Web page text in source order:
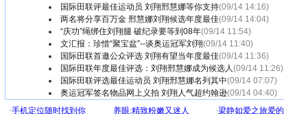
国际田联评最佳运动员 刘翔邢慧娜等你支持(09/14 14:16)
两名将分享百万金 邢慧娜刘翔候选年度最佳(09/14 14:04)
“庆功”绳绑住刘翔腿 破纪录要等到08年(09/14 11:54)
文汇报：珍惜“聚宝盆”--谈奥运冠军刘翔(09/14 11:40)
国际田联首邀公众评选 刘翔有望当年度最佳(09/14 11:36)
国际田联年度最佳评选：刘翔邢慧娜成为候选人(09/14 11:26)
国际田联评选最佳运动员 刘翔邢慧娜名列其中(09/14 07:07)
奥运冠军签名物品网上义拍 刘翔人气超约翰逊(09/14 04:40)